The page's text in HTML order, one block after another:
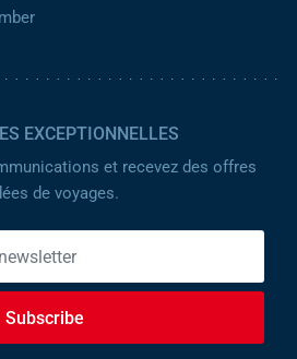
EXCEPTIONNELLES
et recevez des offres
de voyages.
Subscribe